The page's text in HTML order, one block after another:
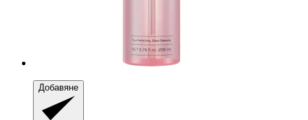
Добавяне